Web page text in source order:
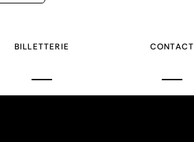
BILLETTERIE CONTACT